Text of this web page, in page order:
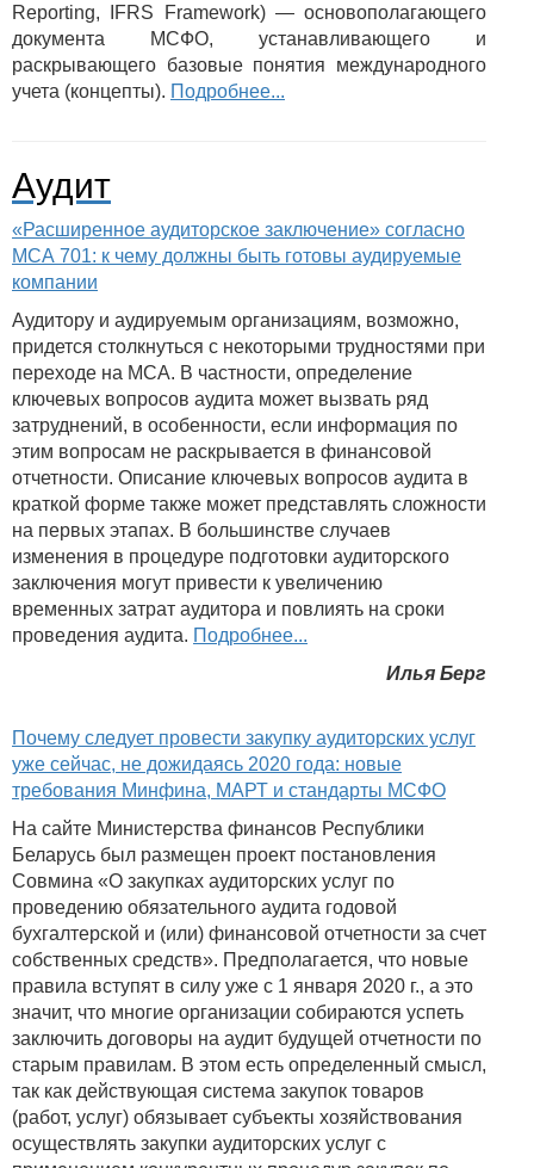
Reporting, IFRS Framework) — основополагающего
документа МСФО, устанавливающего и
раскрывающего базовые понятия международного
учета (концепты). Подробнее...
Аудит
«Расширенное аудиторское заключение» согласно
МСА 701: к чему должны быть готовы аудируемые
компании
Аудитору и аудируемым организациям, возможно,
придется столкнуться с некоторыми трудностями при
переходе на МСА. В частности, определение
ключевых вопросов аудита может вызвать ряд
затруднений, в особенности, если информация по
этим вопросам не раскрывается в финансовой
отчетности. Описание ключевых вопросов аудита в
краткой форме также может представлять сложности
на первых этапах. В большинстве случаев
изменения в процедуре подготовки аудиторского
заключения могут привести к увеличению
временных затрат аудитора и повлиять на сроки
проведения аудита. Подробнее...
Илья Берг
Почему следует провести закупку аудиторских услуг
уже сейчас, не дожидаясь 2020 года: новые
требования Минфина, МАРТ и стандарты МСФО
На сайте Министерства финансов Республики
Беларусь был размещен проект постановления
Совмина «О закупках аудиторских услуг по
проведению обязательного аудита годовой
бухгалтерской и (или) финансовой отчетности за счет
собственных средств». Предполагается, что новые
правила вступят в силу уже с 1 января 2020 г., а это
значит, что многие организации собираются успеть
заключить договоры на аудит будущей отчетности по
старым правилам. В этом есть определенный смысл,
так как действующая система закупок товаров
(работ, услуг) обязывает субъекты хозяйствования
осуществлять закупки аудиторских услуг с